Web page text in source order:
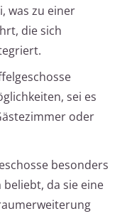
was zu einer
die sich
sei es
oder
besonders
da sie eine